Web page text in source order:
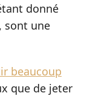
donné
sont une
beaucoup
que de jeter